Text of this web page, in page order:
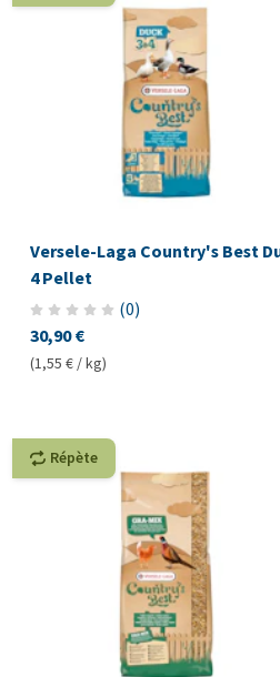
Versele-Laga Country's Best
4 Pellet
(0)
30,90 €
(1,55 € / kg)
Répète